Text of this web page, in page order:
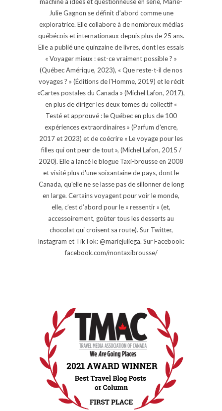
Julie Gagnon se définit d’abord comme une
exploratrice. Elle collabore à de nombreux médias
québécois et internationaux depuis plus de 25 ans.
Elle a publié une quinzaine de livres, dont les essais
« Voyager mieux : est-ce vraiment possible ? »
(Québec Amérique, 2023), « Que reste-t-il de nos
voyages ? » (Éditions de l'Homme, 2019) et le récit
«Cartes postales du Canada » (Michel Lafon, 2017),
en plus de diriger les deux tomes du collectif «
Testé et approuvé : le Québec en plus de 100
expériences extraordinaires » (Parfum d'encre,
2017 et 2023) et de coécrire « Le voyage pour les
filles qui ont peur de tout », (Michel Lafon, 2015 /
2020). Elle a lancé le blogue Taxi-brousse en 2008
et visité plus d'une soixantaine de pays, dont le
Canada, qu'elle ne se lasse pas de sillonner de long
en large. Certains voyagent pour voir le monde,
elle, c’est d’abord pour le « ressentir » (et,
accessoirement, goûter tous les desserts au
chocolat qui croisent sa route). Sur Twitter,
Instagram et TikTok: @mariejuliega. Sur Facebook:
facebook.com/montaxibrousse/